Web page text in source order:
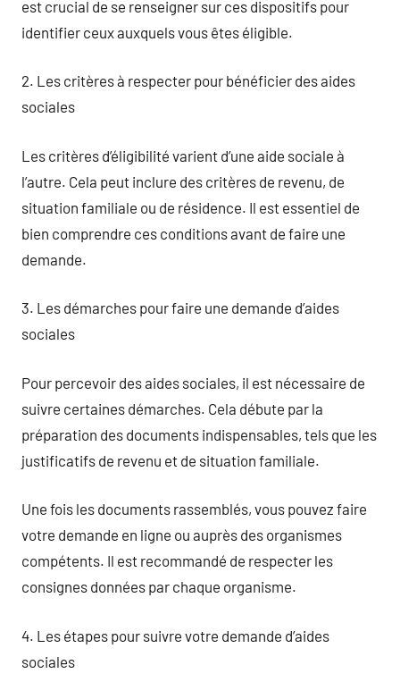
est crucial de se renseigner sur ces dispositifs pour
identifier ceux auxquels vous êtes éligible.
2. Les critères à respecter pour bénéficier des aides
sociales
Les critères d’éligibilité varient d’une aide sociale à
l’autre. Cela peut inclure des critères de revenu, de
situation familiale ou de résidence. Il est essentiel de
bien comprendre ces conditions avant de faire une
demande.
3. Les démarches pour faire une demande d’aides
sociales
Pour percevoir des aides sociales, il est nécessaire de
suivre certaines démarches. Cela débute par la
préparation des documents indispensables, tels que les
justificatifs de revenu et de situation familiale.
Une fois les documents rassemblés, vous pouvez faire
votre demande en ligne ou auprès des organismes
compétents. Il est recommandé de respecter les
consignes données par chaque organisme.
4. Les étapes pour suivre votre demande d’aides
sociales